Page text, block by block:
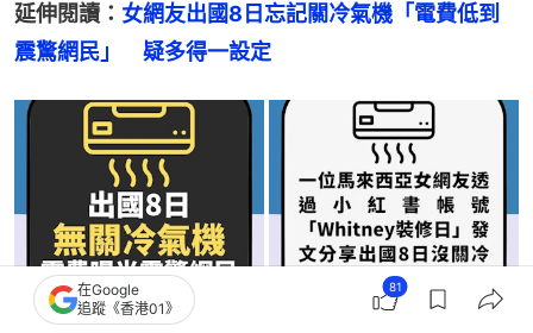
延伸閱讀： 女網友出國8日忘記關冷氣機「電費低到
震驚網民」　疑多得一設定
在Google
追蹤《香港01》
81